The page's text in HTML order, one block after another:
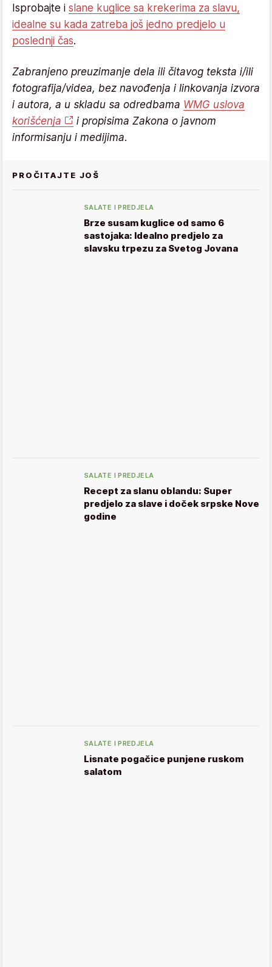
Isprobajte i slane kuglice sa krekerima za slavu,
idealne su kada zatreba još jedno predjelo u
poslednji čas.
Zabranjeno preuzimanje dela ili čitavog teksta i/ili
fotografija/videa, bez navođenja i linkovanja izvora
i autora, a u skladu sa odredbama WMG uslova
korišćenja
i propisima Zakona o javnom
informisanju i medijima.
PROČITAJTE JOŠ
SALATE I PREDJELA
Brze susam kuglice od samo 6
sastojaka: Idealno predjelo za
slavsku trpezu za Svetog Jovana
SALATE I PREDJELA
Recept za slanu oblandu: Super
predjelo za slave i doček srpske Nove
godine
SALATE I PREDJELA
Lisnate pogačice punjene ruskom
salatom